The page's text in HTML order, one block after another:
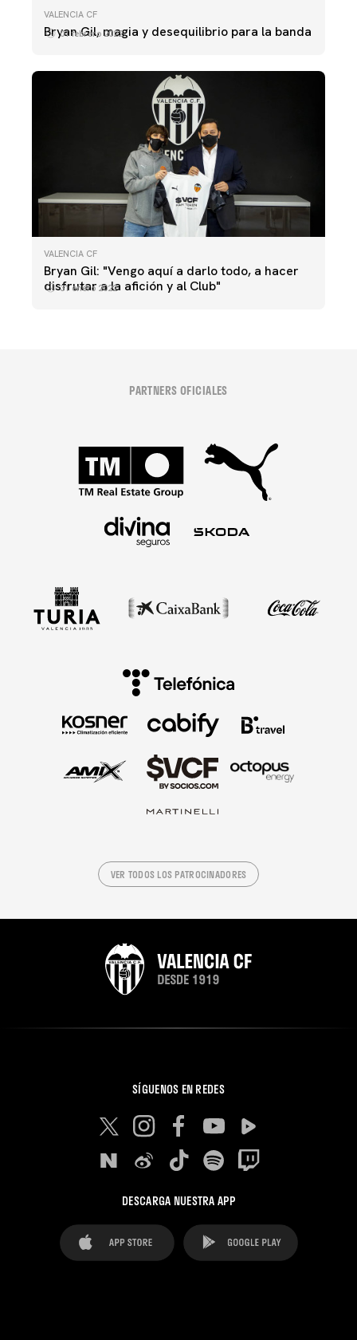
VALENCIA CF
Bryan Gil, magia y desequilibrio para la banda
01 febrero 2022
VALENCIA CF
Bryan Gil: "Vengo aquí a darlo todo, a hacer
disfrutar a la afición y al Club"
31 enero 2022
PARTNERS OFICIALES
VER TODOS LOS PATROCINADORES
SÍGUENOS EN REDES
DESCARGA NUESTRA APP